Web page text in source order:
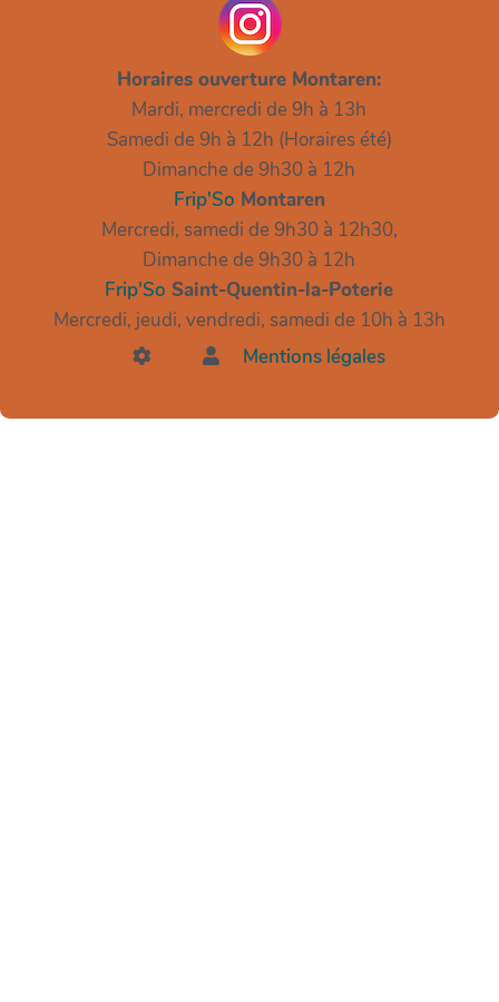
Horaires ouverture Montaren:
Mardi, mercredi de 9h à 13h
Samedi de 9h à 12h (Horaires été)
Dimanche de 9h30 à 12h
Frip'So Montaren
Mercredi, samedi de 9h30 à 12h30,
Dimanche de 9h30 à 12h
Frip'So Saint-Quentin-la-Poterie
Mercredi, jeudi, vendredi, samedi de 10h à 13h
Mentions légales